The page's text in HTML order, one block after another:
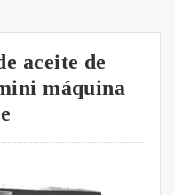
aceite de
máquina